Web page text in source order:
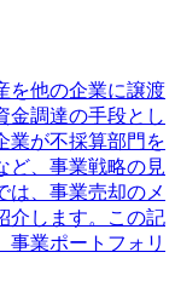
を他の企業に譲渡
金調達の手段とし
業が不採算部門を
ど、事業戦略の見
は、事業売却のメ
介します。この記
事業ポートフォリ